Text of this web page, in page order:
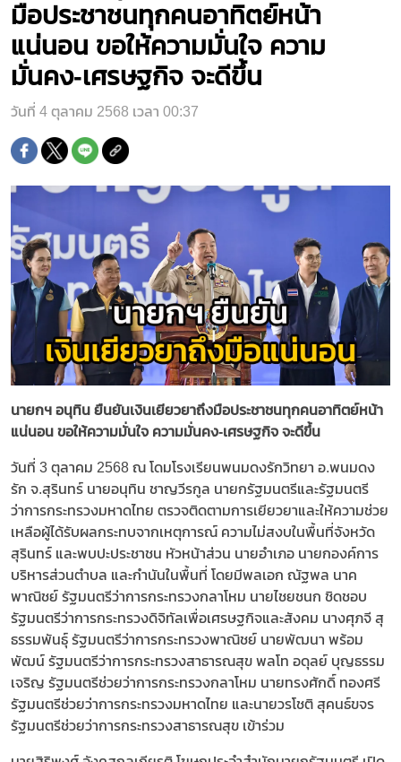
มือประชาชนทุกคนอาทิตย์หน้า
แน่นอน ขอให้ความมั่นใจ ความ
มั่นคง-เศรษฐกิจ จะดีขึ้น
วันที่ 4 ตุลาคม 2568 เวลา 00:37
นายกฯ อนุทิน ยืนยันเงินเยียวยาถึงมือประชาชนทุกคนอาทิตย์หน้า
แน่นอน ขอให้ความมั่นใจ ความมั่นคง-เศรษฐกิจ จะดีขึ้น
วันที่ 3 ตุลาคม 2568 ณ โดมโรงเรียนพนมดงรักวิทยา อ.พนมดง
รัก จ.สุรินทร์ นายอนุทิน ชาญวีรกูล นายกรัฐมนตรีและรัฐมนตรี
ว่าการกระทรวงมหาดไทย ตรวจติดตามการเยียวยาและให้ความช่วย
เหลือผู้ได้รับผลกระทบจากเหตุการณ์ ความไม่สงบในพื้นที่จังหวัด
สุรินทร์ และพบปะประชาชน หัวหน้าส่วน นายอำเภอ นายกองค์การ
บริหารส่วนตำบล และกำนันในพื้นที่ โดยมีพลเอก ณัฐพล นาค
พาณิชย์ รัฐมนตรีว่าการกระทรวงกลาโหม นายไชยชนก ชิดชอบ
รัฐมนตรีว่าการกระทรวงดิจิทัลเพื่อเศรษฐกิจและสังคม นางศุภจี สุ
ธรรมพันธุ์ รัฐมนตรีว่าการกระทรวงพาณิชย์ นายพัฒนา พร้อม
พัฒน์ รัฐมนตรีว่าการกระทรวงสาธารณสุข พลโท อดุลย์ บุญธรรม
เจริญ รัฐมนตรีช่วยว่าการกระทรวงกลาโหม นายทรงศักดิ์ ทองศรี
รัฐมนตรีช่วยว่าการกระทรวงมหาดไทย และนายวรโชติ สุคนธ์ขจร
รัฐมนตรีช่วยว่าการกระทรวงสาธารณสุข เข้าร่วม